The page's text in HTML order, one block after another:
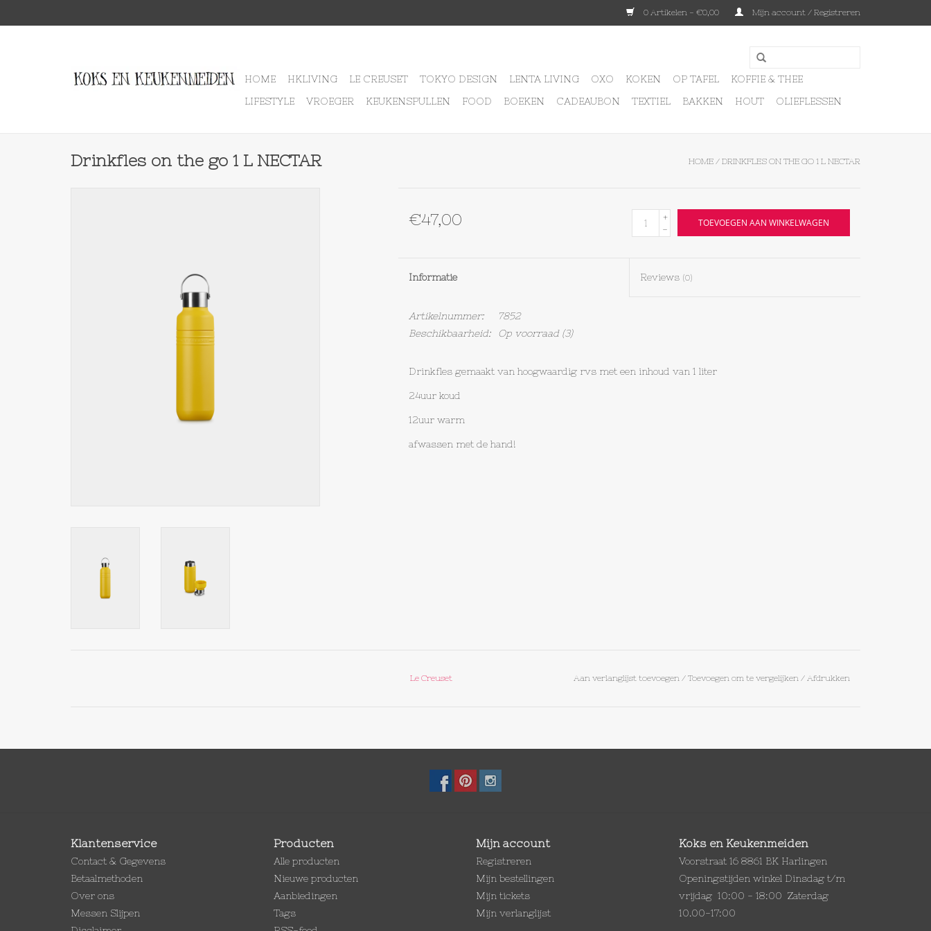
0 Artikelen - €0,00 Mijn account / Registreren
HOME HKLIVING LE CREUSET TOKYO DESIGN LENTA LIVING OXO KOKEN OP TAFEL
KOFFIE & THEE
LIFESTYLE
VROEGER KEUKENSPULLEN FOOD BOEKEN CADEAUBON TEXTIEL BAKKEN HOUT OLIEFLESSEN
Drinkfles on the go 1 L NECTAR HOME / DRINKFLES ON THE GO 1 L NECTAR
€47,00
+
-
TOEVOEGEN AAN WINKELWAGEN
Informatie Reviews (0)
Artikelnummer:
7852
Beschikbaarheid:
Op voorraad(3)
Drinkfles gemaakt van hoogwaardig rvs met een inhoud van 1 liter
24uur koud
12uur warm
afwassen met de hand!
Le Creuset Aan verlanglijst toevoegen / Toevoegen om te vergelijken / Afdrukken
Klantenservice
Contact & Gegevens
Betaalmethoden
Over ons
Messen Slijpen
Producten
Alle producten
Nieuwe producten
Aanbiedingen
Tags
Mijn account
Registreren
Mijn bestellingen
Mijn tickets
Mijn verlanglijst
Koks en Keukenmeiden
Voorstraat 16 8861 BK Harlingen
Openingstijden winkel Dinsdag t/m
vrijdag 10:00 - 18:00 Zaterdag
10.00-17:00